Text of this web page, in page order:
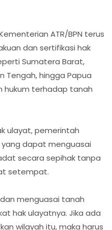
ATR/BPN terus
dan sertifikasi hak
Sumatera Barat,
Tengah, hingga Papua
hukum terhadap tanah
ulayat, pemerintah
dapat menguasai
secara sepihak tanpa
setempat.
menguasai tanah
hak ulayatnya. Jika ada
wilayah itu, maka harus